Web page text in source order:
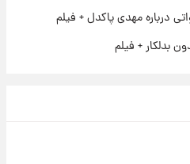
درباره مهدی پاکدل + فیلم
بدلکار + فیلم